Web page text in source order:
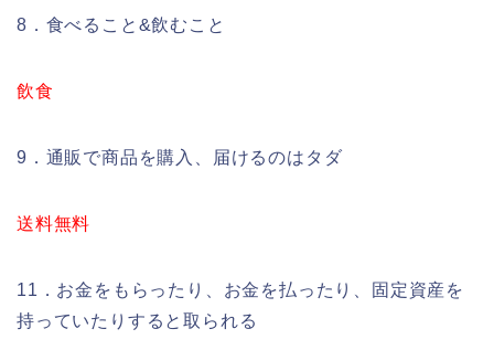
8．食べること&飲むこと
飲食
9．通販で商品を購入、届けるのはタダ
送料無料
11．お金をもらったり、お金を払ったり、固定資産を
持っていたりすると取られる